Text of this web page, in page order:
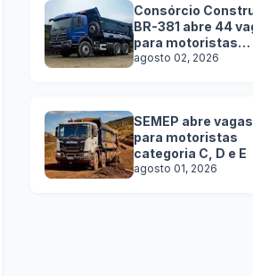
Consórcio
BR-381 abre 44
para motoristas
categoria C, D e E
agosto 02, 2026
SEMEP abre vagas
para motoristas
categoria C, D e E
agosto 01, 2026